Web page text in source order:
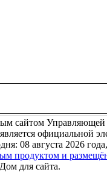
сайтом
является официальной
08 августа 2026
продуктом и
для сайта.